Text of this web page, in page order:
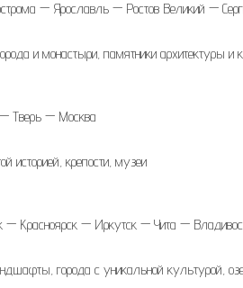
— Ярославль — Ростов Великий —
и монастыри, памятники архитектуры и
— Тверь — Москва
историей, крепости, музеи
— Красноярск — Иркутск — Чита —
города с уникальной культурой,